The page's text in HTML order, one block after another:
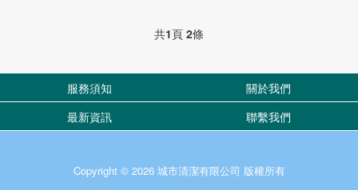
共1頁 2條
服務須知
關於我們
最新資訊
聯繫我們
Copyright © 2026 城市清潔有限公司 版權所有